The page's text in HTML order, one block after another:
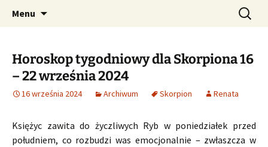
CzaroMarowy horoskop
dzienny, miesięczny i
tygodniowy
Profesjonalne przepowiednie astrologiczne
Menu Szukaj:
Horoskop tygodniowy dla Skorpiona 16
– 22 września 2024
16 września 2024 Archiwum Skorpion Renata
Księżyc zawita do życzliwych Ryb w poniedziałek przed
południem, co rozbudzi was emocjonalnie – zwłaszcza w